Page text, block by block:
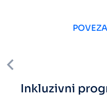
Inkluzivni